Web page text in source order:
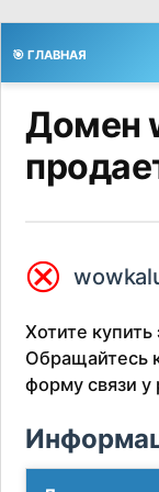
🎯 ГЛАВНАЯ
Домен
⮿
Хотите
Обращайтесь
форму связи у